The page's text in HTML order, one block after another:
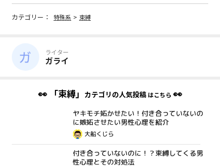
カテゴリー： 特殊系 > 束縛
ライター
ガライ
👀 「束縛」 カテゴリの人気投稿はこちら 👀
ヤキモチ妬かせたい！付き合っていないの
に嫉妬させたい男性心理を紹介
大船くじら
付き合っていないのに！？束縛してくる男
性心理とその対処法